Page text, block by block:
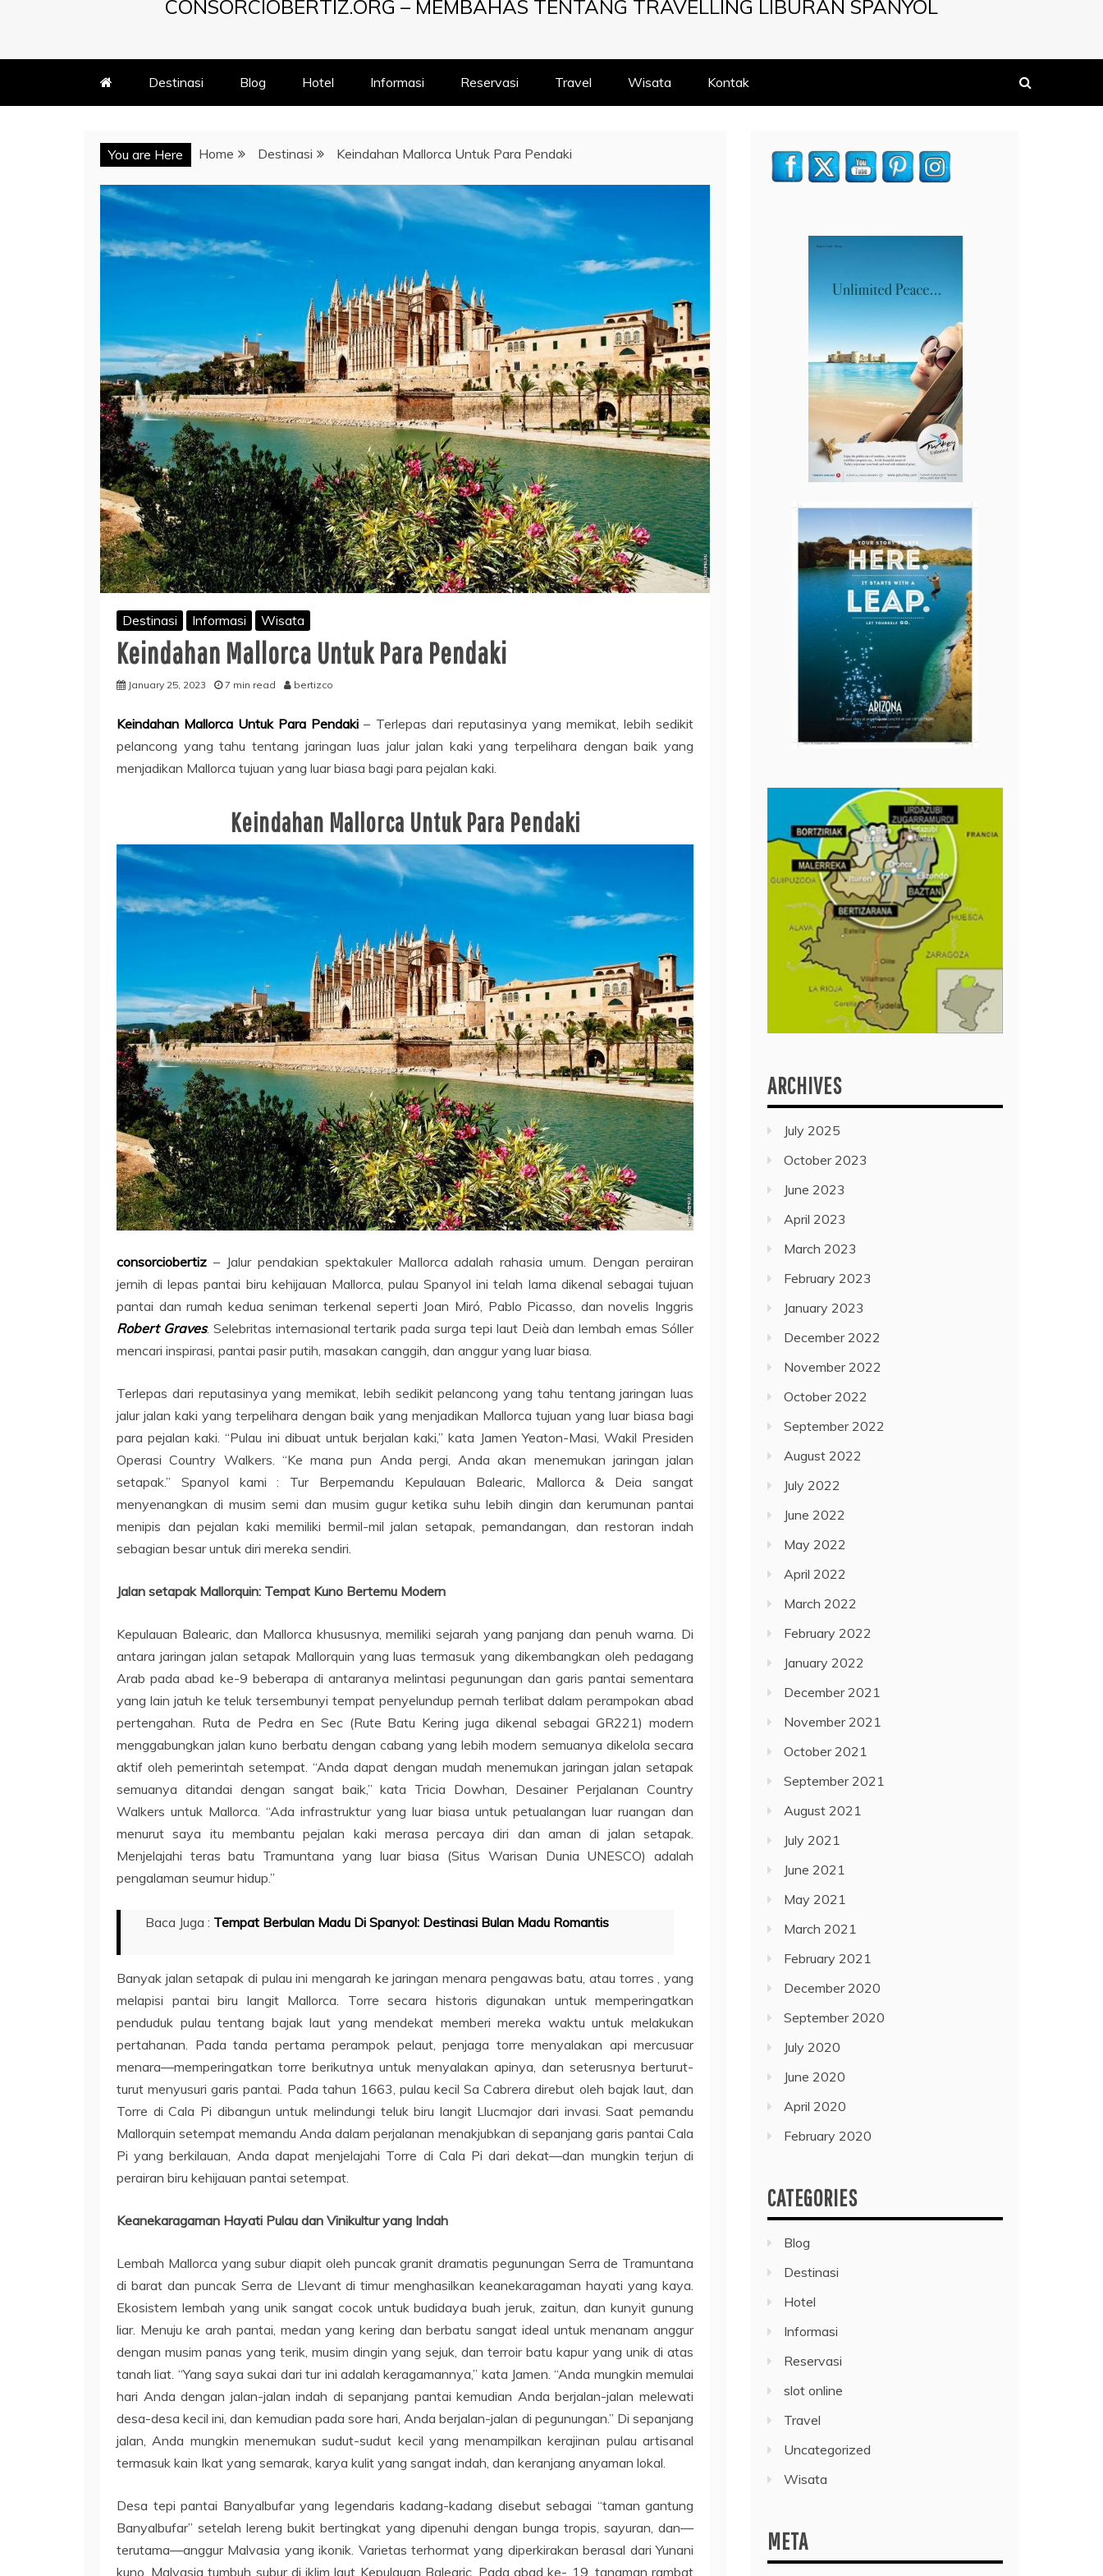
CONSORCIOBERTIZ.ORG – MEMBAHAS TENTANG TRAVELLING LIBURAN SPANYOL
Destinasi Blog Hotel Informasi Reservasi Travel Wisata Kontak
You are Here Home Destinasi Keindahan Mallorca Untuk Para Pendaki
Destinasi Informasi Wisata
Keindahan Mallorca Untuk Para Pendaki
January 25, 2023 7 min read bertizco
Keindahan Mallorca Untuk Para Pendaki – Terlepas dari reputasinya yang memikat, lebih sedikit
pelancong yang tahu tentang jaringan luas jalur jalan kaki yang terpelihara dengan baik yang
menjadikan Mallorca tujuan yang luar biasa bagi para pejalan kaki.
Keindahan Mallorca Untuk Para Pendaki
consorciobertiz – Jalur pendakian spektakuler Mallorca adalah rahasia umum. Dengan perairan
jernih di lepas pantai biru kehijauan Mallorca, pulau Spanyol ini telah lama dikenal sebagai tujuan
pantai dan rumah kedua seniman terkenal seperti Joan Miró, Pablo Picasso, dan novelis Inggris
Robert Graves. Selebritas internasional tertarik pada surga tepi laut Deià dan lembah emas Sóller
mencari inspirasi, pantai pasir putih, masakan canggih, dan anggur yang luar biasa.
Terlepas dari reputasinya yang memikat, lebih sedikit pelancong yang tahu tentang jaringan luas
jalur jalan kaki yang terpelihara dengan baik yang menjadikan Mallorca tujuan yang luar biasa bagi
para pejalan kaki. “Pulau ini dibuat untuk berjalan kaki,” kata Jamen Yeaton-Masi, Wakil Presiden
Operasi Country Walkers. “Ke mana pun Anda pergi, Anda akan menemukan jaringan jalan
setapak.” Spanyol kami : Tur Berpemandu Kepulauan Balearic, Mallorca & Deia sangat
menyenangkan di musim semi dan musim gugur ketika suhu lebih dingin dan kerumunan pantai
menipis dan pejalan kaki memiliki bermil-mil jalan setapak, pemandangan, dan restoran indah
sebagian besar untuk diri mereka sendiri.
Jalan setapak Mallorquin: Tempat Kuno Bertemu Modern
Kepulauan Balearic, dan Mallorca khususnya, memiliki sejarah yang panjang dan penuh warna. Di
antara jaringan jalan setapak Mallorquin yang luas termasuk yang dikembangkan oleh pedagang
Arab pada abad ke-9 beberapa di antaranya melintasi pegunungan dan garis pantai sementara
yang lain jatuh ke teluk tersembunyi tempat penyelundup pernah terlibat dalam perampokan abad
pertengahan. Ruta de Pedra en Sec (Rute Batu Kering juga dikenal sebagai GR221) modern
menggabungkan jalan kuno berbatu dengan cabang yang lebih modern semuanya dikelola secara
aktif oleh pemerintah setempat. “Anda dapat dengan mudah menemukan jaringan jalan setapak
semuanya ditandai dengan sangat baik,” kata Tricia Dowhan, Desainer Perjalanan Country
Walkers untuk Mallorca. “Ada infrastruktur yang luar biasa untuk petualangan luar ruangan dan
menurut saya itu membantu pejalan kaki merasa percaya diri dan aman di jalan setapak.
Menjelajahi teras batu Tramuntana yang luar biasa (Situs Warisan Dunia UNESCO) adalah
pengalaman seumur hidup.”
Baca Juga : Tempat Berbulan Madu Di Spanyol: Destinasi Bulan Madu Romantis
Banyak jalan setapak di pulau ini mengarah ke jaringan menara pengawas batu, atau torres , yang
melapisi pantai biru langit Mallorca. Torre secara historis digunakan untuk memperingatkan
penduduk pulau tentang bajak laut yang mendekat memberi mereka waktu untuk melakukan
pertahanan. Pada tanda pertama perampok pelaut, penjaga torre menyalakan api mercusuar
menara—memperingatkan torre berikutnya untuk menyalakan apinya, dan seterusnya berturut-
turut menyusuri garis pantai. Pada tahun 1663, pulau kecil Sa Cabrera direbut oleh bajak laut, dan
Torre di Cala Pi dibangun untuk melindungi teluk biru langit Llucmajor dari invasi. Saat pemandu
Mallorquin setempat memandu Anda dalam perjalanan menakjubkan di sepanjang garis pantai Cala
Pi yang berkilauan, Anda dapat menjelajahi Torre di Cala Pi dari dekat—dan mungkin terjun di
perairan biru kehijauan pantai setempat.
Keanekaragaman Hayati Pulau dan Vinikultur yang Indah
Lembah Mallorca yang subur diapit oleh puncak granit dramatis pegunungan Serra de Tramuntana
di barat dan puncak Serra de Llevant di timur menghasilkan keanekaragaman hayati yang kaya.
Ekosistem lembah yang unik sangat cocok untuk budidaya buah jeruk, zaitun, dan kunyit gunung
liar. Menuju ke arah pantai, medan yang kering dan berbatu sangat ideal untuk menanam anggur
dengan musim panas yang terik, musim dingin yang sejuk, dan terroir batu kapur yang unik di atas
tanah liat. “Yang saya sukai dari tur ini adalah keragamannya,” kata Jamen. “Anda mungkin memulai
hari Anda dengan jalan-jalan indah di sepanjang pantai kemudian Anda berjalan-jalan melewati
desa-desa kecil ini, dan kemudian pada sore hari, Anda berjalan-jalan di pegunungan.” Di sepanjang
jalan, Anda mungkin menemukan sudut-sudut kecil yang menampilkan kerajinan pulau artisanal
termasuk kain Ikat yang semarak, karya kulit yang sangat indah, dan keranjang anyaman lokal.
Desa tepi pantai Banyalbufar yang legendaris kadang-kadang disebut sebagai “taman gantung
Banyalbufar” setelah lereng bukit bertingkat yang dipenuhi dengan bunga tropis, sayuran, dan—
terutama—anggur Malvasia yang ikonik. Varietas terhormat yang diperkirakan berasal dari Yunani
kuno, Malvasia tumbuh subur di iklim laut Kepulauan Balearic. Pada abad ke- 19, tanaman rambat
ARCHIVES
July 2025
October 2023
June 2023
April 2023
March 2023
February 2023
January 2023
December 2022
November 2022
October 2022
September 2022
August 2022
July 2022
June 2022
May 2022
April 2022
March 2022
February 2022
January 2022
December 2021
November 2021
October 2021
September 2021
August 2021
July 2021
June 2021
May 2021
March 2021
February 2021
December 2020
September 2020
July 2020
June 2020
April 2020
February 2020
CATEGORIES
Blog
Destinasi
Hotel
Informasi
Reservasi
slot online
Travel
Uncategorized
Wisata
META